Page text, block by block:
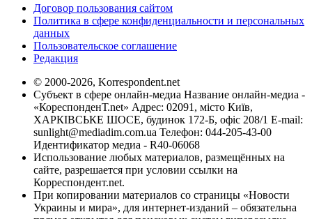
Договор пользования сайтом
Политика в сфере конфиденциальности и персональных
данных
Пользовательское соглашение
Редакция
© 2000-2026, Korrespondent.net
Субъект в сфере онлайн-медиа Название онлайн-медиа -
«КореспонденТ.net» Адрес: 02091, місто Київ,
ХАРКІВСЬКЕ ШОСЕ, будинок 172-Б, офіс 208/1 E-mail:
sunlight@mediadim.com.ua Телефон: 044-205-43-00
Идентификатор медиа - R40-06068
Использование любых материалов, размещённых на
сайте, разрешается при условии ссылки на
Корреспондент.net.
При копировании материалов со страницы «Новости
Украины и мира», для интернет-изданий – обязательна